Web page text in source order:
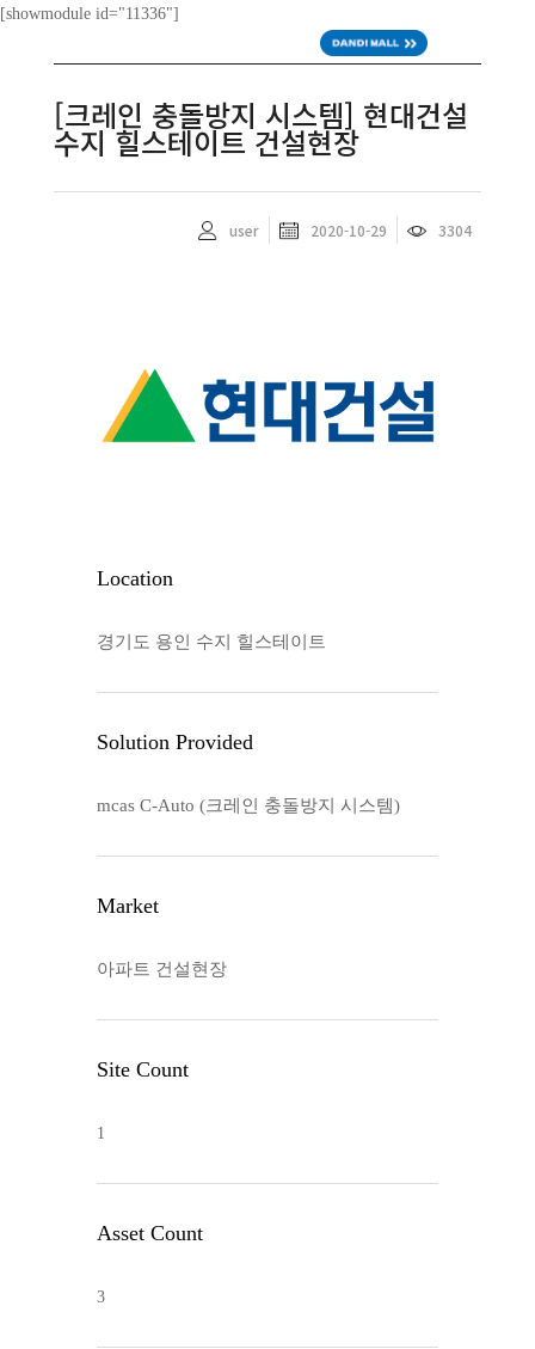
[showmodule id="11336"]
[크레인 충돌방지 시스템] 현대건설
수지 힐스테이트 건설현장
user 2020-10-29 3304
Location
경기도 용인 수지 힐스테이트
Solution Provided
mcas C-Auto (크레인 충돌방지 시스템)
Market
아파트 건설현장
Site Count
1
Asset Count
3